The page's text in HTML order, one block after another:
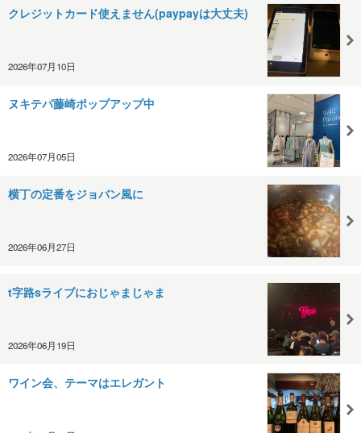
クレジットカード使えません(paypayは大丈夫)
2026年07月10日
ヌキテパ藤崎ポップアップ中
2026年07月05日
横丁の定番をジョバン風に
2026年06月27日
t字路sライブにおじゃまじゃま
2026年06月19日
ワイン会、テーマはエレガント